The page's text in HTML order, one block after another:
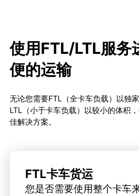
使用FTL/LTL服务
便的运输
无论您需要FTL（全卡车负载）以独
LTL（小于卡车负载）以较小的体积
佳解决方案。
FTL卡车货运
您是否需要使用整个卡车